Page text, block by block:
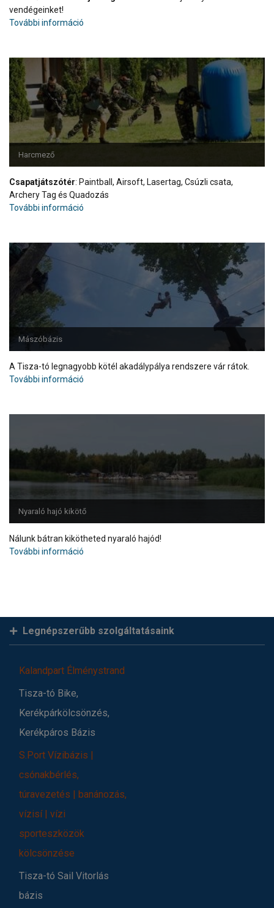
vendégeinket!
További információ
Harcmező
Csapatjátszótér: Paintball, Airsoft, Lasertag, Csúzli csata,
Archery Tag és Quadozás
További információ
Mászóbázis
A Tisza-tó legnagyobb kötél akadálypálya rendszere vár rátok.
További információ
Nyaraló hajó kikötő
Nálunk bátran kikötheted nyaraló hajód!
További információ
Legnépszerűbb szolgáltatásaink
Kalandpart Élménystrand
Tisza-tó Bike,
Kerékpárkölcsönzés,
Kerékpáros Bázis
S.Port Vízibázis |
csónakbérlés,
túravezetés | banánozás,
vízisí | vízi
sporteszközök
kölcsönzése
Tisza-tó Sail Vitorlás
bázis